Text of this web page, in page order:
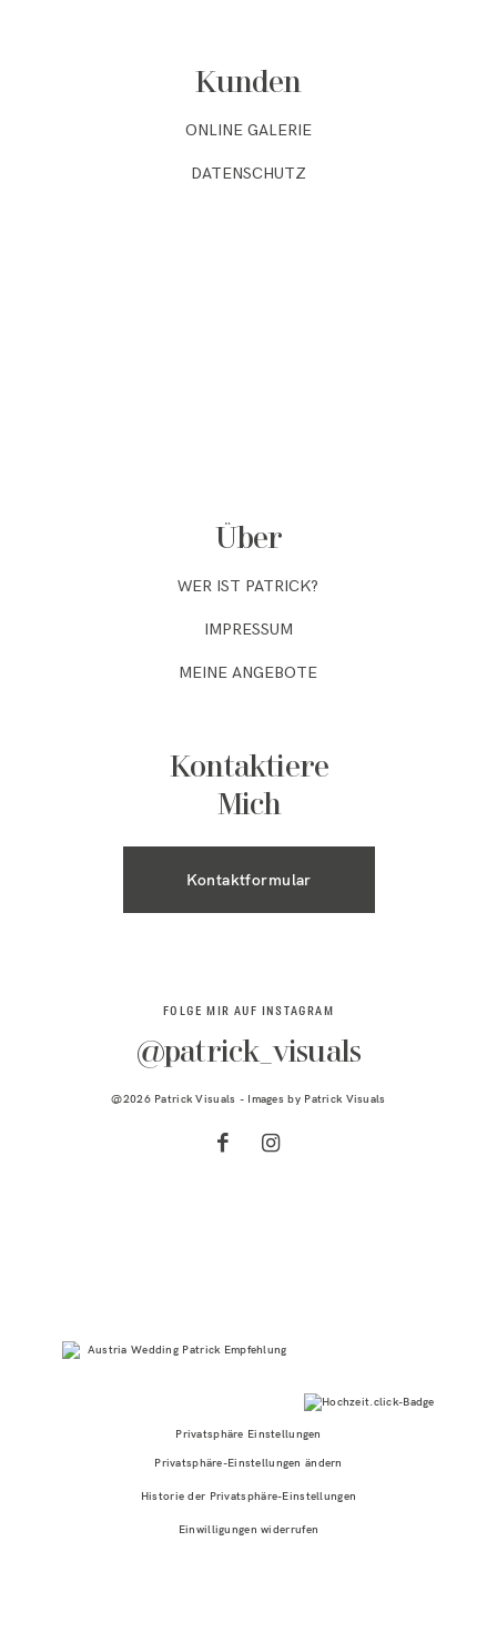
Kunden
Kontaktiere
Mich
Über
WER IST PATRICK?
ONLINE GALERIE
Kontaktformular
DATENSCHUTZ
IMPRESSUM
MEINE ANGEBOTE
FOLGE MIR AUF INSTAGRAM
@patrick_visuals
@2026 Patrick Visuals - Images by Patrick Visuals
Privatsphäre Einstellungen
Privatsphäre-Einstellungen ändern
Historie der Privatsphäre-Einstellungen
Einwilligungen widerrufen